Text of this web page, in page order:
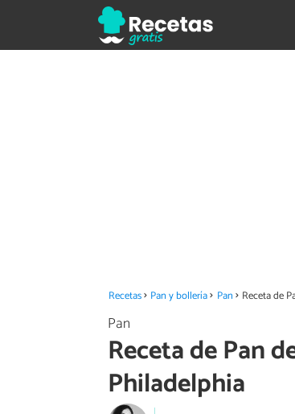
Recetas Pan y bollería Pan Receta de
Pan
Receta de Pan
Philadelphia